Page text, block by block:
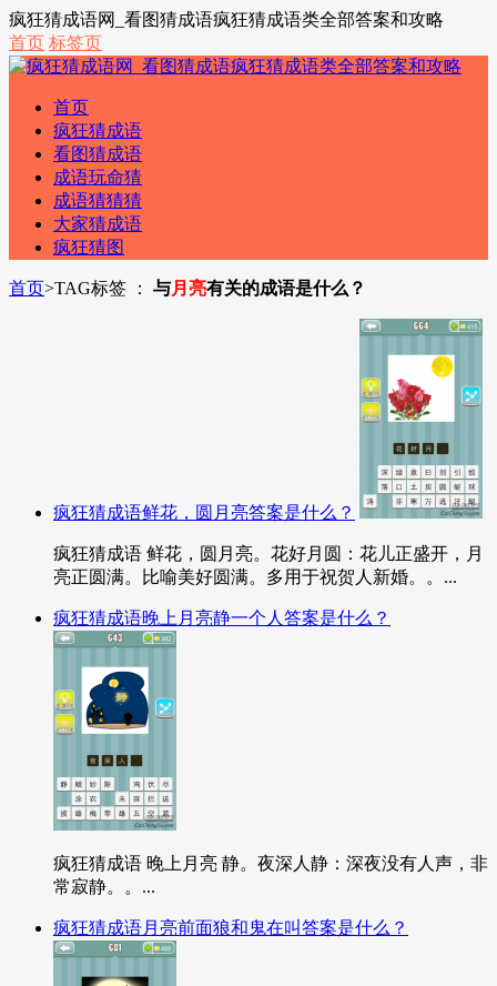
疯狂猜成语网_看图猜成语疯狂猜成语类全部答案和攻略
首页 标签页
首页
疯狂猜成语
看图猜成语
成语玩命猜
成语猜猜猜
大家猜成语
疯狂猜图
首页>TAG标签 ： 与月亮有关的成语是什么？
疯狂猜成语鲜花，圆月亮答案是什么？
疯狂猜成语 鲜花，圆月亮。花好月圆：花儿正盛开，月
亮正圆满。比喻美好圆满。多用于祝贺人新婚。。...
疯狂猜成语晚上月亮静一个人答案是什么？
疯狂猜成语 晚上月亮 静。夜深人静：深夜没有人声，非
常寂静。。...
疯狂猜成语月亮前面狼和鬼在叫答案是什么？